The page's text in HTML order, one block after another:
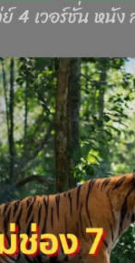
4 เวอร์ชั่น หนัง